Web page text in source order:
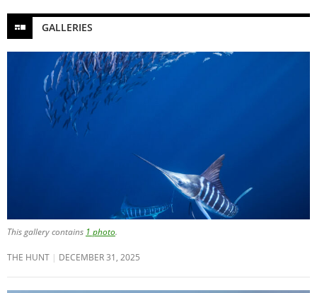
GALLERIES
This gallery contains 1 photo.
THE HUNT DECEMBER 31, 2025